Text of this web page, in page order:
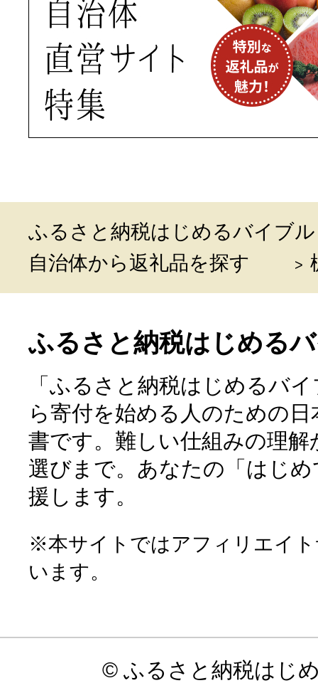
ふるさと納税はじめるバイブル
自治体から返礼品を探す
ふるさと納税はじめる
「ふるさと納税はじめるバ
ら寄付を始める人のための
書です。難しい仕組みの理
選びまで。あなたの「はじ
援します。
※本サイトではアフィリエイ
います。
© ふるさと納税はじ